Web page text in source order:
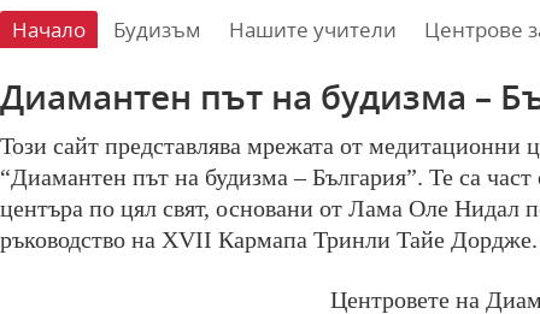
Начало Будизъм Нашите учители Центрове
Диамантен път на будизма –
Този сайт представлява мрежата от медитационни
“Диамантен път на будизма – България”. Те са част
центъра по цял свят, основани от Лама Оле Нидал
ръководство на XVII Кармапа Тринли Тайе Дордже.
Центровете на